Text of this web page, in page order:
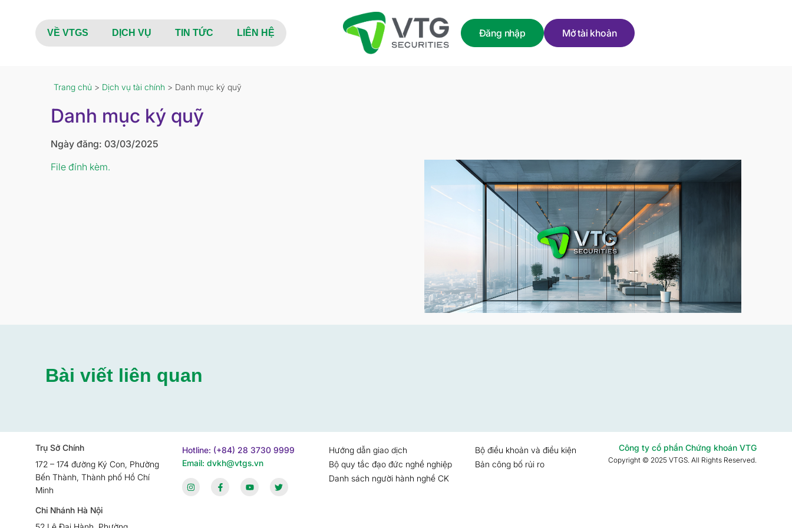
VỀ VTGS DỊCH VỤ TIN TỨC LIÊN HỆ Đăng nhập Mở tài khoản
Trang chủ > Dịch vụ tài chính > Danh mục ký quỹ
Danh mục ký quỹ
Ngày đăng: 03/03/2025
File đính kèm.
Bài viết liên quan
Trụ Sở Chính
172 – 174 đường Ký Con, Phường
Bến Thành, Thành phố Hồ Chí
Minh
Chi Nhánh Hà Nội
Hotline: (+84) 28 3730 9999
Email: dvkh@vtgs.vn
Hướng dẫn giao dịch
Bộ quy tắc đạo đức nghề nghiệp
Danh sách người hành nghề CK
Bộ điều khoản và điều kiện
Bản công bố rủi ro
Công ty cổ phần Chứng khoán VTG
Copyright © 2025 VTGS. All Rights Reserved.